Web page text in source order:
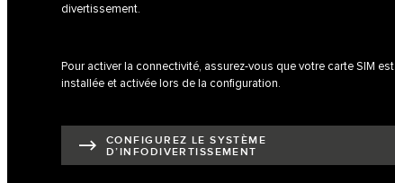
divertissement.
Pour activer la connectivité, assurez-vous que votre carte SIM est
installée et activée lors de la configuration.
CONFIGUREZ LE SYSTÈME
D’INFODIVERTISSEMENT